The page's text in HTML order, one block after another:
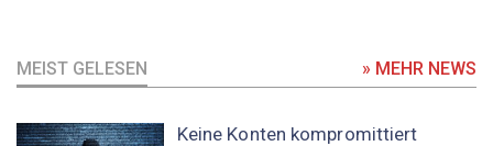
MEIST GELESEN » MEHR NEWS
Keine Konten kompromittiert